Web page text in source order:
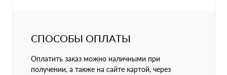
СПОСОБЫ ОПЛАТЫ
Оплатить заказ можно наличными при
получении, а также на сайте картой, через